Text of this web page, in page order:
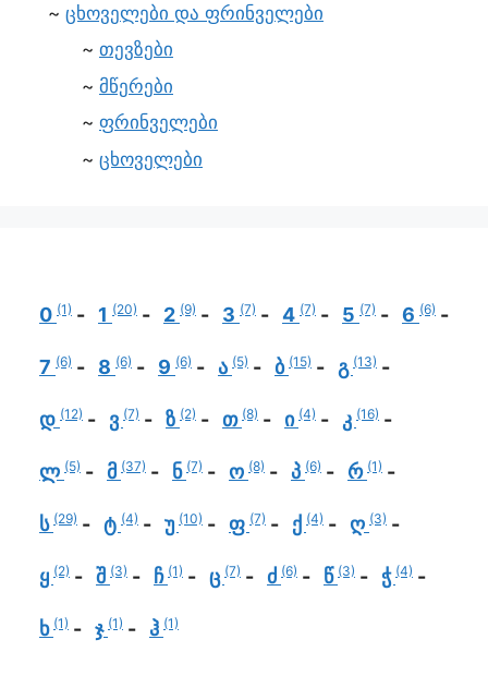
ცხოველები და ფრინველები
თევზები
მწერები
ფრინველები
ცხოველები
0 (1) 1 (20) 2 (9) 3 (7) 4 (7) 5 (7) 6 (6)
7 (6) 8 (6) 9 (6) ა (5) ბ (15) გ (13)
დ (12) ვ (7) ზ (2) თ (8) ი (4) კ (16)
ლ (5) მ (37) ნ (7) ო (8) პ (6) რ (1)
ს (29) ტ (4) უ (10) ფ (7) ქ (4) ღ (3)
ყ (2) შ (3) ჩ (1) ც (7) ძ (6) წ (3) ჭ (4)
ხ (1) ჯ (1) ჰ (1)